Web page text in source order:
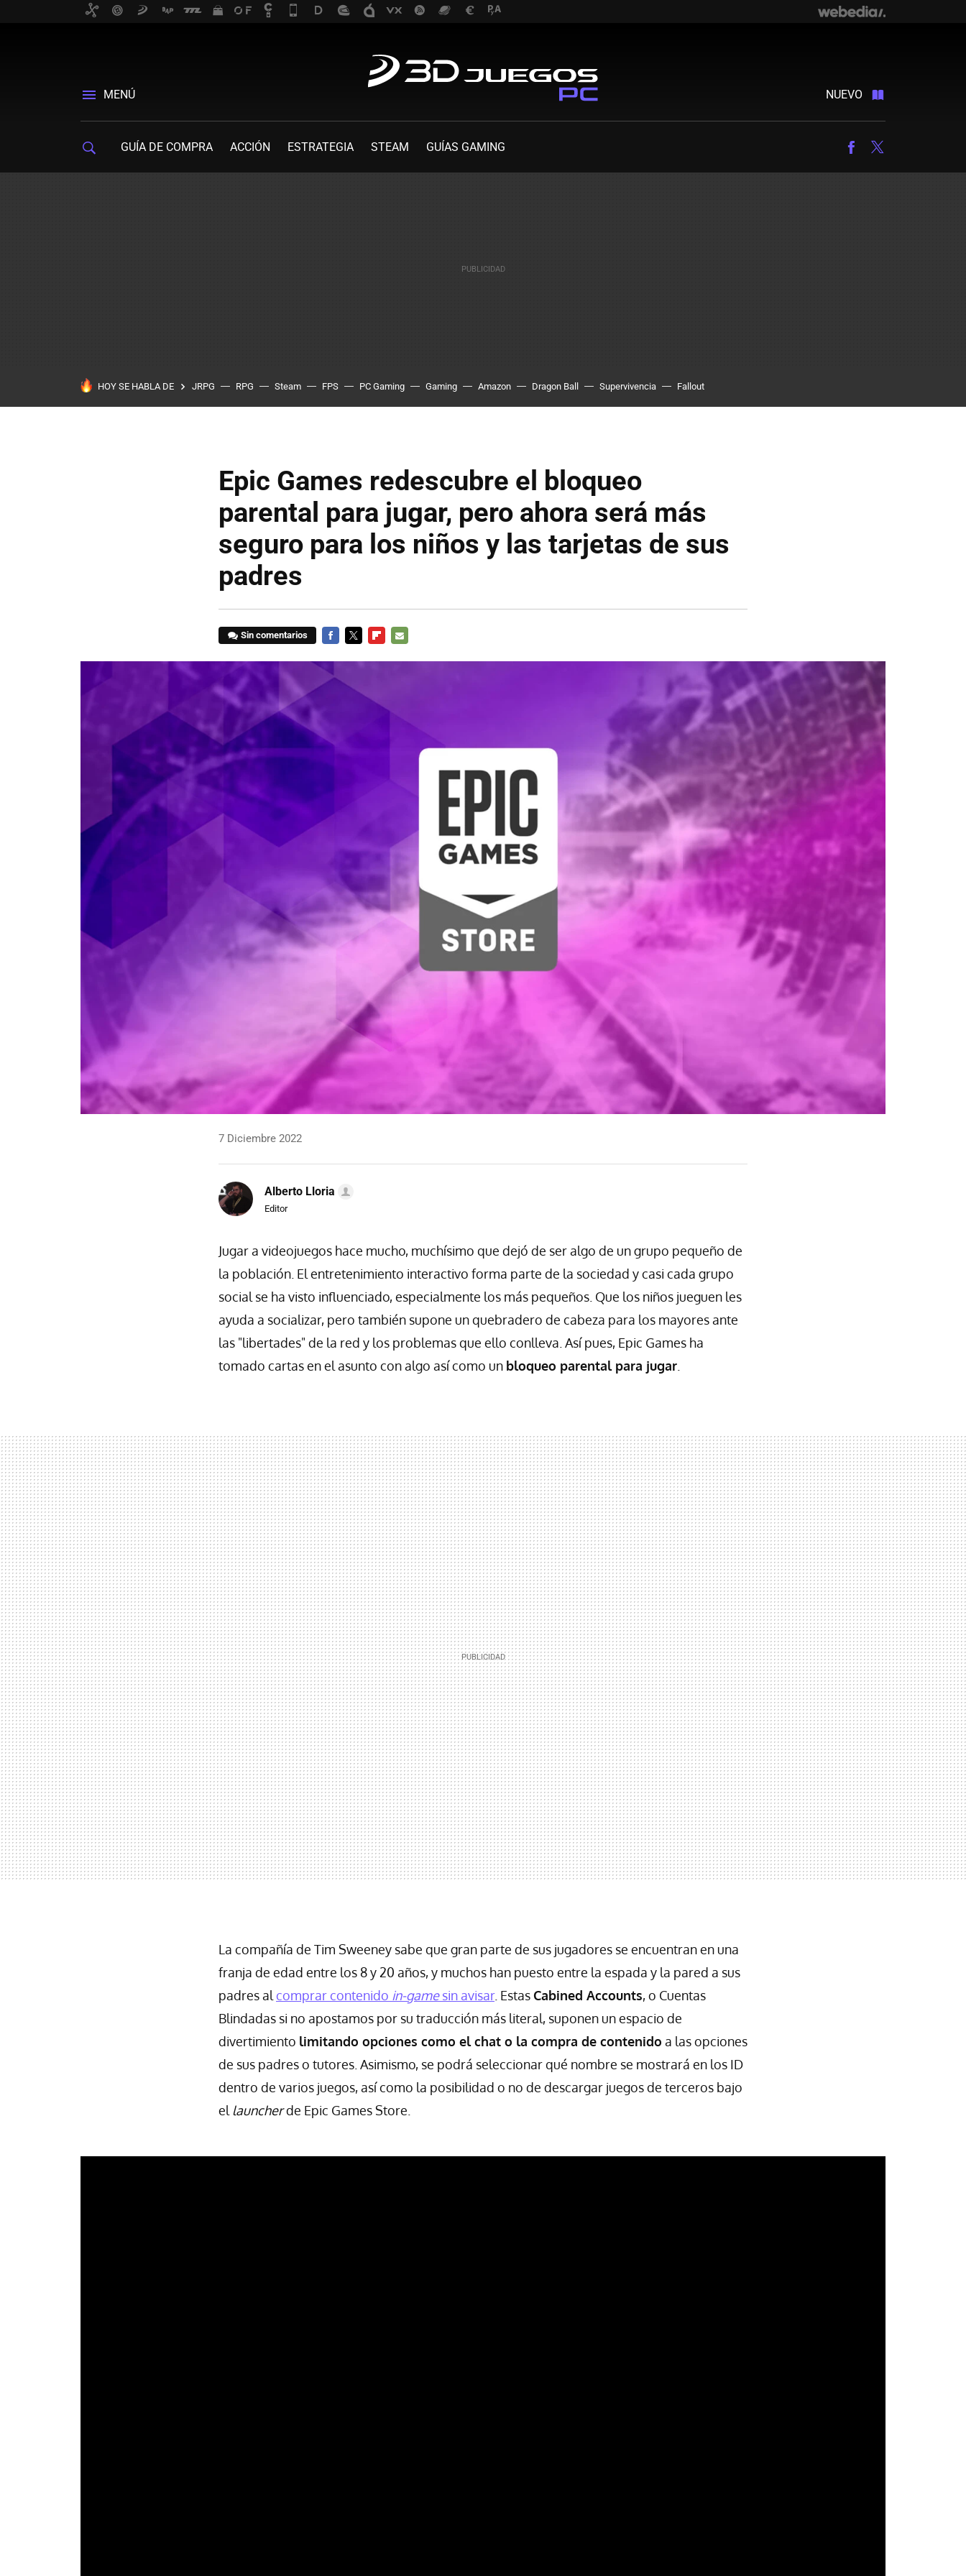
MENÚ NUEVO
GUÍA DE COMPRA ACCIÓN ESTRATEGIA STEAM GUÍAS GAMING Facebook
HOY SE HABLA DE JRPG RPG Steam FPS PC Gaming Gaming Amazon Dragon Ball Supervivencia Fallout
Epic Games redescubre el bloqueo
parental para jugar, pero ahora será más
seguro para los niños y las tarjetas de sus
padres
Sin comentarios
7 Diciembre 2022
Alberto Lloria
Editor
Jugar a videojuegos hace mucho, muchísimo que dejó de ser algo de un grupo pequeño de
la población. El entretenimiento interactivo forma parte de la sociedad y casi cada grupo
social se ha visto influenciado, especialmente los más pequeños. Que los niños jueguen les
ayuda a socializar, pero también supone un quebradero de cabeza para los mayores ante
las "libertades" de la red y los problemas que ello conlleva. Así pues, Epic Games ha
tomado cartas en el asunto con algo así como un bloqueo parental para jugar
La compañía de Tim Sweeney sabe que gran parte de sus jugadores se encuentran en una
franja de edad entre los 8 y 20 años, y muchos han puesto entre la espada y la pared a sus
padres al comprar contenido in-gamesin avisar. EstasCabined Accounts, o Cuentas
Blindadas si no apostamos por su traducción más literal, suponen un espacio de
divertimiento limitando opciones como el chat o la compra de contenido a las opciones
de sus padres o tutores. Asimismo, se podrá seleccionar qué nombre se mostrará en los ID
dentro de varios juegos, así como la posibilidad o no de descargar juegos de terceros bajo
el launcherde Epic Games Store.